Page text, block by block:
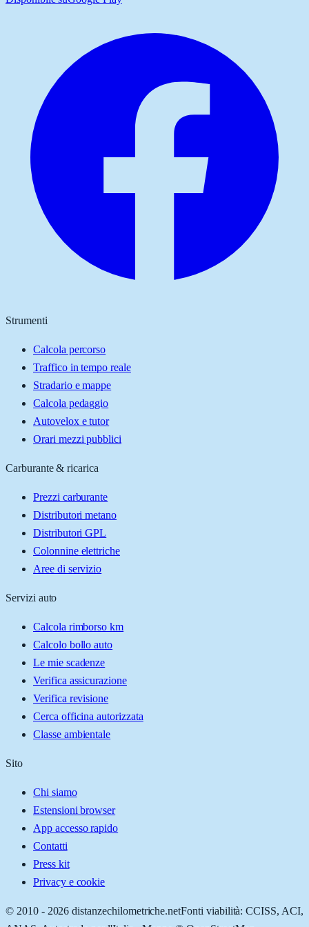
Strumenti
Calcola percorso
Traffico in tempo reale
Stradario e mappe
Calcola pedaggio
Autovelox e tutor
Orari mezzi pubblici
Carburante & ricarica
Prezzi carburante
Distributori metano
Distributori GPL
Colonnine elettriche
Aree di servizio
Servizi auto
Calcola rimborso km
Calcolo bollo auto
Le mie scadenze
Verifica assicurazione
Verifica revisione
Cerca officina autorizzata
Classe ambientale
Sito
Chi siamo
Estensioni browser
App accesso rapido
Contatti
Press kit
Privacy e cookie
© 2010 - 2026 distanzechilometriche.netFonti viabilità: CCISS, ACI,